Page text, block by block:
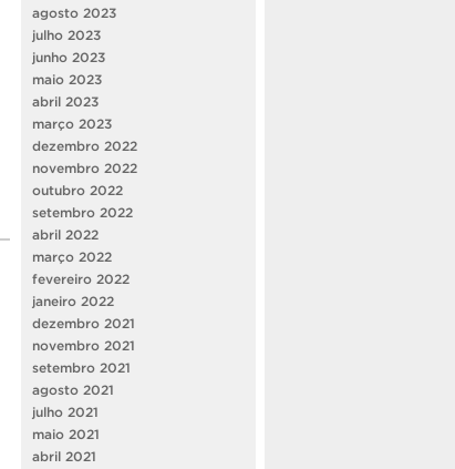
agosto 2023
julho 2023
junho 2023
maio 2023
abril 2023
março 2023
dezembro 2022
novembro 2022
outubro 2022
setembro 2022
abril 2022
março 2022
fevereiro 2022
janeiro 2022
dezembro 2021
novembro 2021
setembro 2021
agosto 2021
julho 2021
maio 2021
abril 2021